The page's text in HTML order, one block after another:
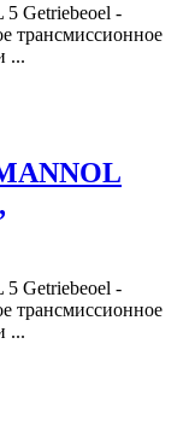
Getriebeoel -
трансмиссионное
...
Getriebeoel -
трансмиссионное
...